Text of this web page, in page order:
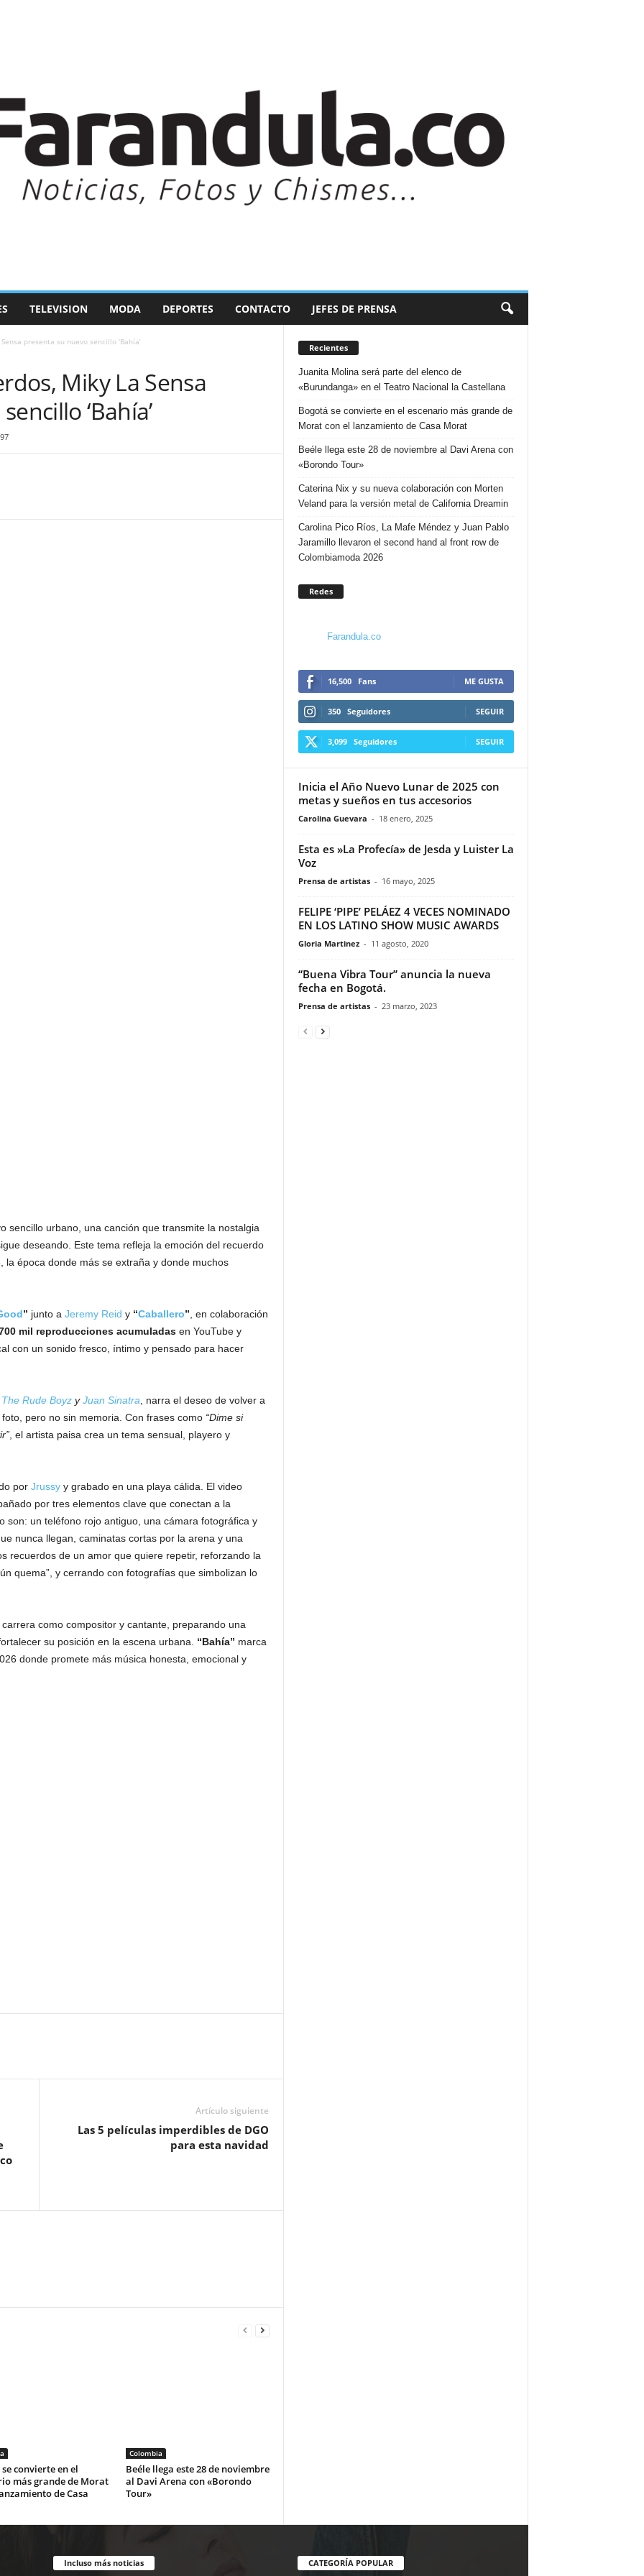
TELEVISION MODA DEPORTES CONTACTO JEFES DE PRENSA
presenta su nuevo sencillo ‘Bahía’
Miky La Sensa
‘Bahía’
sencillo urbano, una canción que transmite la nostalgia
deseando. Este tema refleja la emoción del recuerdo
época donde más se extraña y donde muchos
” junto a Jeremy Reid y “Caballero” , en colaboración
mil reproducciones acumuladasen YouTube y
con un sonido fresco, íntimo y pensado para hacer
The Rude BoyzyJuan Sinatra , narra el deseo de volver a
pero no sin memoria. Con frases como “Dime si
, el artista paisa crea un tema sensual, playero y
por Jrussyy grabado en una playa cálida. El video
por tres elementos clave que conectan a la
son: un teléfono rojo antiguo, una cámara fotográfica y
nunca llegan, caminatas cortas por la arena y una
recuerdos de un amor que quiere repetir, reforzando la
quema”, y cerrando con fotografías que simbolizan lo
como compositor y cantante, preparando una
su posición en la escena urbana. “Bahía” marca
donde promete más música honesta, emocional y
Artículo siguiente
Las 5 películas imperdibles de DGO
para esta navidad
convierte en el
más grande de Morat
de Casa
Colombia
Beéle llega este 28 de noviembre
al Davi Arena con «Borondo
Tour»
Recientes
Juanita Molina será parte del elenco de
«Burundanga» en el Teatro Nacional la Castellana
Bogotá se convierte en el escenario más grande de
Morat con el lanzamiento de Casa Morat
Beéle llega este 28 de noviembre al Davi Arena con
«Borondo Tour»
Caterina Nix y su nueva colaboración con Morten
Veland para la versión metal de California Dreamin
Carolina Pico Ríos, La Mafe Méndez y Juan Pablo
Jaramillo llevaron el second hand al front row de
Colombiamoda 2026
Redes
Farandula.co
16,500 Fans ME GUSTA
350 Seguidores SEGUIR
3,099 Seguidores SEGUIR
Inicia el Año Nuevo Lunar de 2025 con
metas y sueños en tus accesorios
Carolina Guevara - 18 enero, 2025
Esta es »La Profecía» de Jesda y Luister La
Voz
Prensa de artistas - 16 mayo, 2025
FELIPE ‘PIPE’ PELÁEZ 4 VECES NOMINADO
EN LOS LATINO SHOW MUSIC AWARDS
Gloria Martinez - 11 agosto, 2020
“Buena Vibra Tour” anuncia la nueva
fecha en Bogotá.
Prensa de artistas - 23 marzo, 2023
Incluso más noticias CATEGORÍA POPULAR